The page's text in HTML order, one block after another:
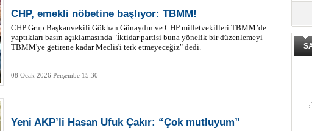
CHP, emekli nöbetine başlıyor: TBMM!
CHP Grup Başkanvekili Gökhan Günaydın ve CHP milletvekilleri TBMM’de
yaptıkları basın açıklamasında "İktidar partisi buna yönelik bir düzenlemeyi
TBMM'ye getirene kadar Meclis'i terk etmeyeceğiz" dedi.
08 Ocak 2026 Perşembe 15:30
Yeni AKP’li Hasan Ufuk Çakır: “Çok mutluyum”